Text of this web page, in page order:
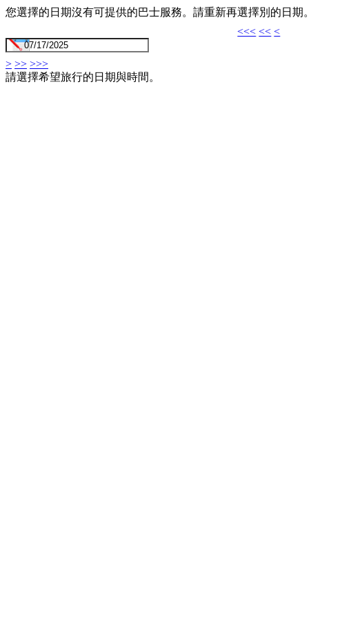
您選擇的日期沒有可提供的巴士服務。請重新再選擇別的日期。
<<< << <
> >> >>>
請選擇希望旅行的日期與時間。